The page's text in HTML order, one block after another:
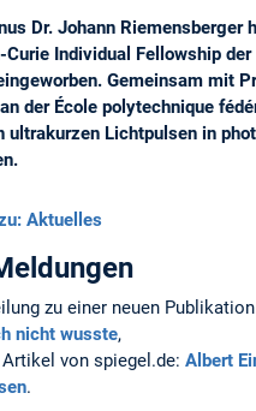
Dr. Johann Riemensberger
Curie Individual Fellowship
Gemeinsam mit
der École polytechnique
ultrakurzen Lichtpulsen in
Aktuelles
zu einer neuen
nicht wusste,
von spiegel.de: Albert
.